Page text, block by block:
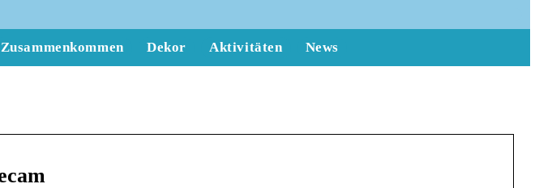
Zusammenkommen Dekor Aktivitäten News